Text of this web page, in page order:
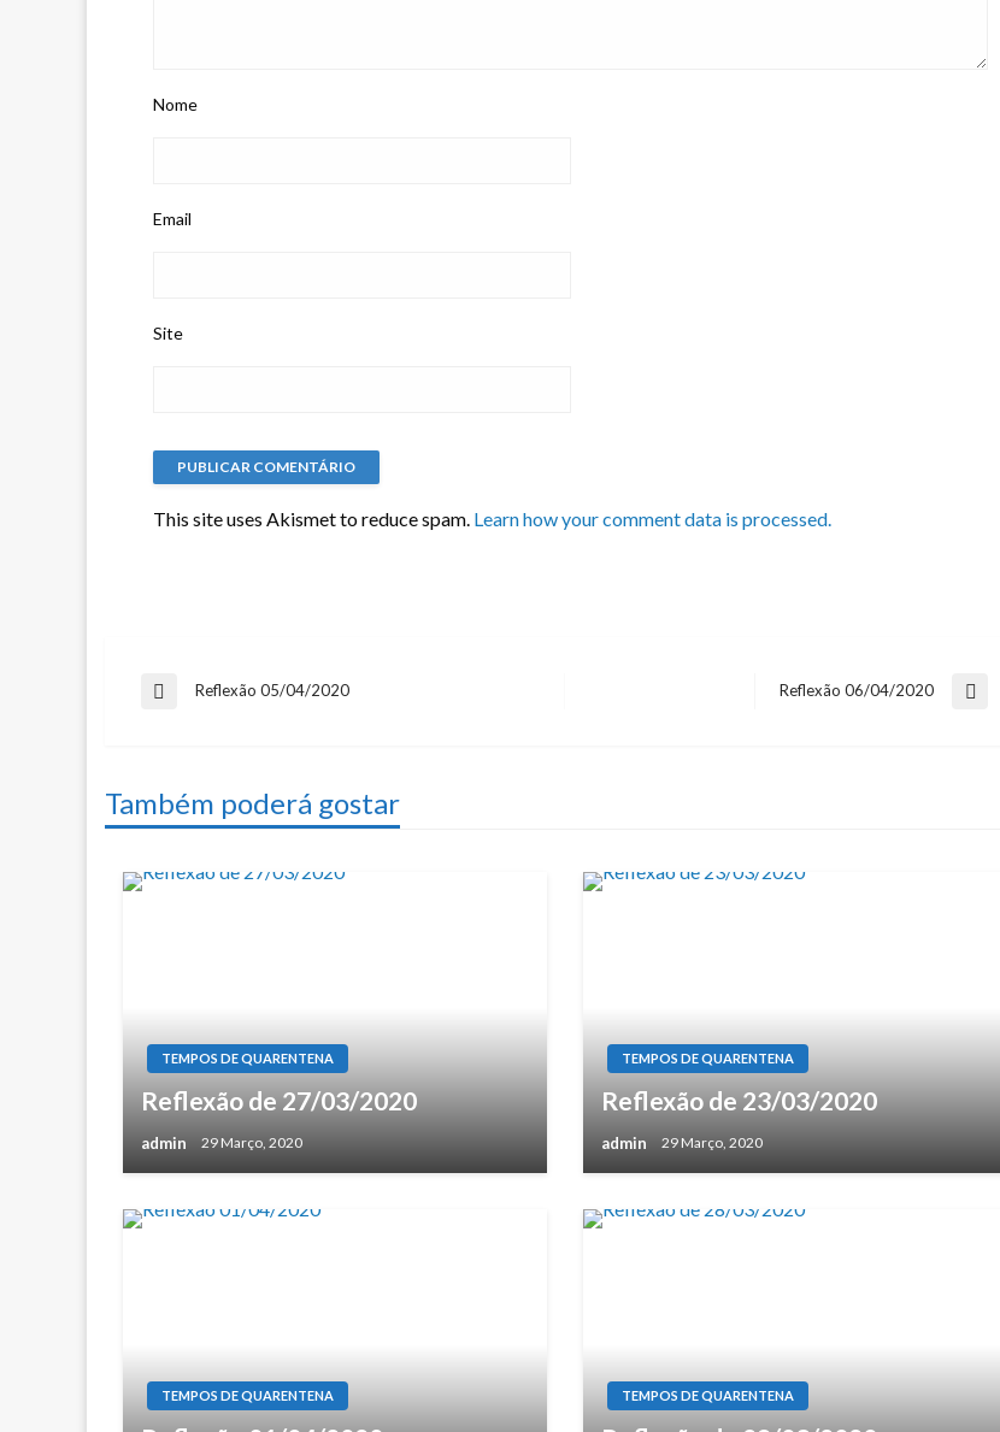
Nome
Email
Site
This site uses Akismet to reduce spam. Learn how your comment data is processed.
Navegação
de
PreviousReflexão 05/04/2020
Next
Reflexão 06/04/2020
Também poderá gostar
TEMPOS DE QUARENTENA
Reflexão de 27/03/2020
admin 29 Março, 2020
TEMPOS DE QUARENTENA
Reflexão de 23/03/2020
admin 29 Março, 2020
TEMPOS DE QUARENTENA TEMPOS DE QUARENTENA